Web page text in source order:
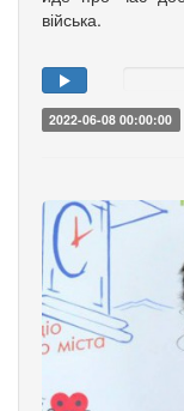
війська.
2022-06-08 00:00:00